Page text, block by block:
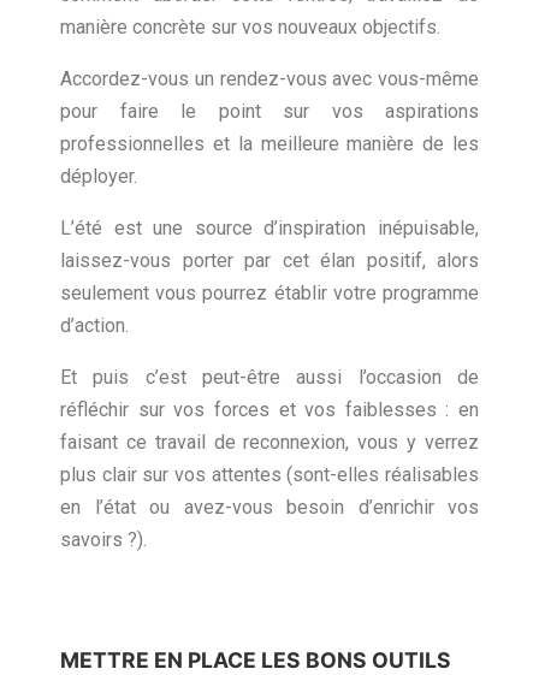
manière concrète sur vos nouveaux objectifs.
Accordez-vous un rendez-vous avec vous-même
pour faire le point sur vos aspirations
professionnelles et la meilleure manière de les
déployer.
L’été est une source d’inspiration inépuisable,
laissez-vous porter par cet élan positif, alors
seulement vous pourrez établir votre programme
d’action.
Et puis c’est peut-être aussi l’occasion de
réfléchir sur vos forces et vos faiblesses : en
faisant ce travail de reconnexion, vous y verrez
plus clair sur vos attentes (sont-elles réalisables
en l’état ou avez-vous besoin d’enrichir vos
savoirs ?).
METTRE EN PLACE LES BONS OUTILS